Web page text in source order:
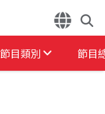
節目類別 節目